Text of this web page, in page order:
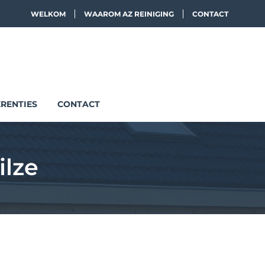
WELKOM WAAROM AZ REINIGING CONTACT
CONTACT